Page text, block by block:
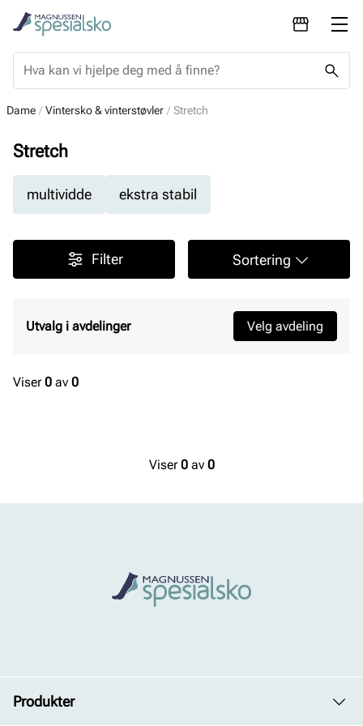
Dame Vintersko & vinterstøvler Stretch
Stretch
multividde ekstra stabil
Filter Sortering
Utvalg i avdelinger Velg avdeling
Viser0 av 0
Viser0av 0
Produkter